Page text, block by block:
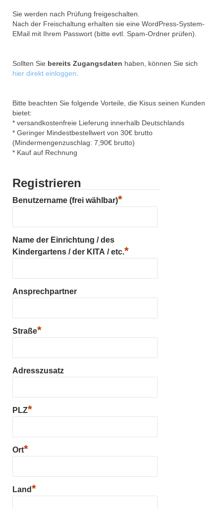
Sie werden nach Prüfung freigeschalten.
Nach der Freischaltung erhalten sie eine WordPress-System-
EMail mit Ihrem Passwort (bitte evtl. Spam-Ordner prüfen).
Sollten Sie bereits Zugangsdaten haben, können Sie sich
hier direkt einloggen.
Bitte beachten Sie folgende Vorteile, die Kisus seinen Kunden
bietet:
* versandkostenfreie Lieferung innerhalb Deutschlands
* Geringer Mindestbestellwert von 30€ brutto
(Mindermengenzuschlag: 7,90€ brutto)
* Kauf auf Rechnung
Registrieren
Benutzername (frei wählbar)*
Name der Einrichtung / des
Kindergartens / der KITA / etc.*
Ansprechpartner
Straße*
Adresszusatz
PLZ*
Ort*
Land*